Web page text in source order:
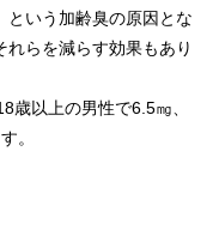
という加齢臭の原因とな
らを減らす効果もあり
歳以上の男性で6.5㎎、
。